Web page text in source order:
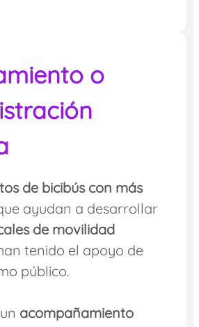
o
de bicibús con más
ayudan a desarrollar
de movilidad
tenido el apoyo de
público.
acompañamiento